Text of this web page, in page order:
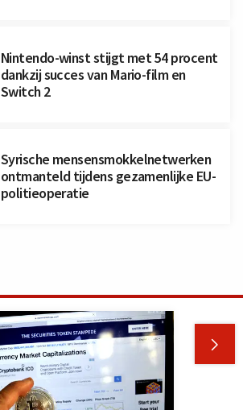
Nintendo-winst stijgt met 54 procent
dankzij succes van Mario-film en
Switch 2
Syrische mensensmokkelnetwerken
ontmanteld tijdens gezamenlijke EU-
politieoperatie
